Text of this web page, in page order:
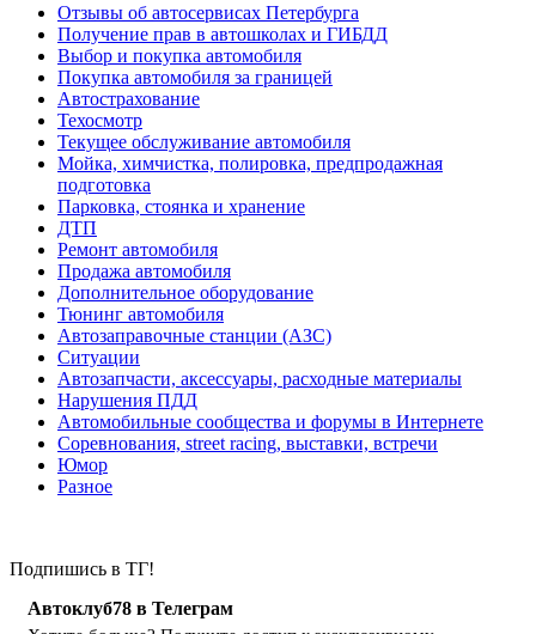
Отзывы об автосервисах Петербурга
Получение прав в автошколах и ГИБДД
Выбор и покупка автомобиля
Покупка автомобиля за границей
Автострахование
Техосмотр
Текущее обслуживание автомобиля
Мойка, химчистка, полировка, предпродажная
подготовка
Парковка, стоянка и хранение
ДТП
Ремонт автомобиля
Продажа автомобиля
Дополнительное оборудование
Тюнинг автомобиля
Автозаправочные станции (АЗС)
Ситуации
Автозапчасти, аксессуары, расходные материалы
Нарушения ПДД
Автомобильные сообщества и форумы в Интернете
Соревнования, street racing, выставки, встречи
Юмор
Разное
Подпишись в ТГ!
Автоклуб78 в Телеграм